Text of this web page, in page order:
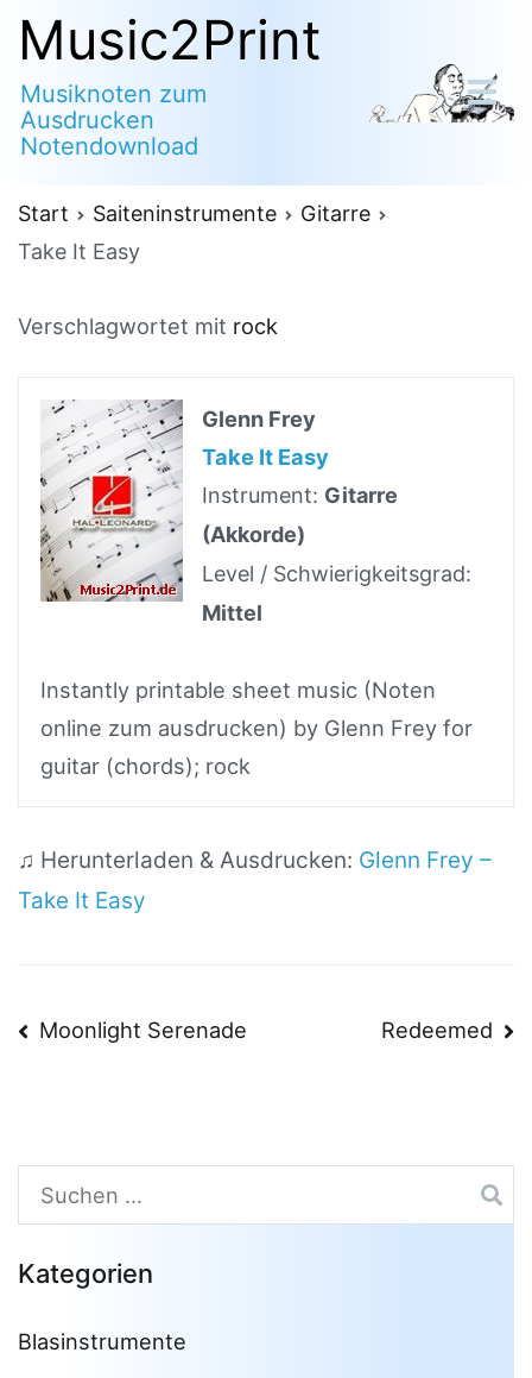
Zum
Inhalt
springen
Music2Print
Musiknoten zum
Ausdrucken
Notendownload
Start Saiteninstrumente
Gitarre
Take It Easy
Verschlagwortet mit rock
Glenn Frey
Take It Easy
Instrument: Gitarre
(Akkorde)
Level / Schwierigkeitsgrad:
Mittel
Instantly printable sheet music (Noten
online zum ausdrucken) by Glenn Frey for
guitar (chords); rock
♫ Herunterladen & Ausdrucken: Glenn Frey –
Take It Easy
Beitragsnavigation
Moonlight Serenade Redeemed
Suchen
nach:
Kategorien
Blasinstrumente